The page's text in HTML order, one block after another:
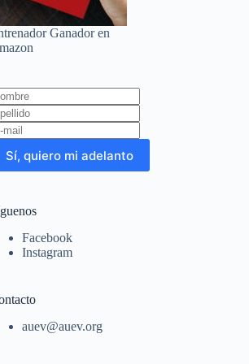
Ganador en
Sí, quiero mi adelanto
Facebook
Instagram
auev@auev.org